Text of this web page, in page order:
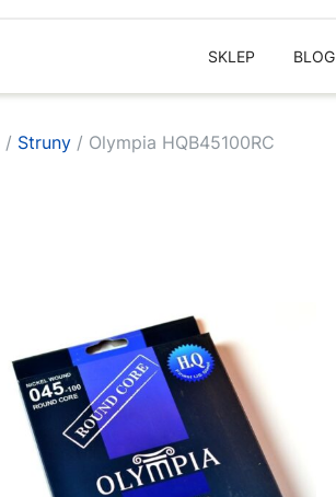
SKLEP BLOG
/ Struny / Olympia HQB45100RC